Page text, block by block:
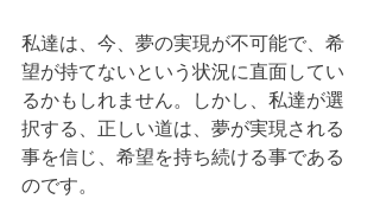
私達は、今、夢の実現が不可能で、希
望が持てないという状況に直面してい
るかもしれません。しかし、私達が選
択する、正しい道は、夢が実現される
事を信じ、希望を持ち続ける事である
のです。